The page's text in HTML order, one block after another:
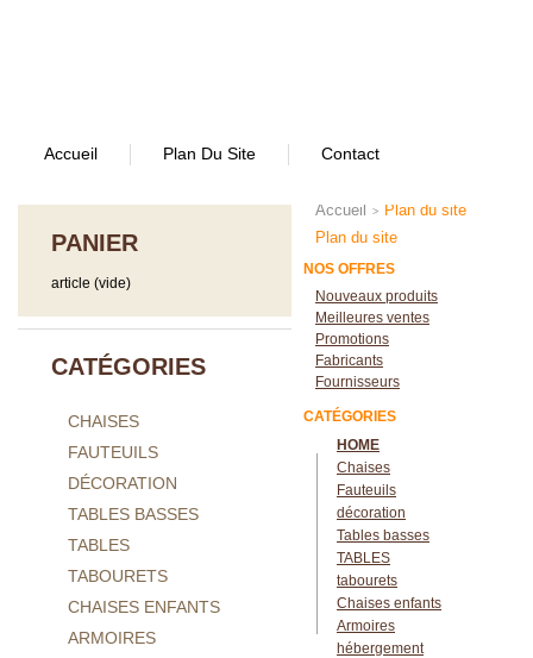
Accueil Plan Du Site Contact
PANIER
article (vide)
CATÉGORIES
CHAISES
FAUTEUILS
DÉCORATION
TABLES BASSES
TABLES
TABOURETS
CHAISES ENFANTS
ARMOIRES
Accueil > Plan du site
Plan du site
NOS OFFRES
Nouveaux produits
Meilleures ventes
Promotions
Fabricants
Fournisseurs
CATÉGORIES
HOME
Chaises
Fauteuils
décoration
Tables basses
TABLES
tabourets
Chaises enfants
Armoires
hébergement